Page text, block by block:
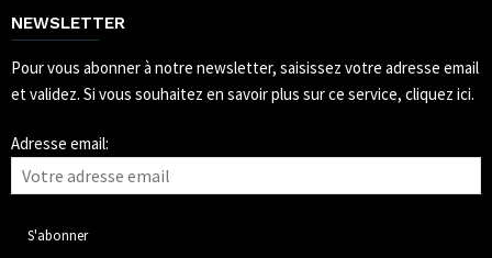
NEWSLETTER
Pour vous abonner à notre newsletter, saisissez votre adresse email
et validez. Si vous souhaitez en savoir plus sur ce service, cliquez ici.
Adresse email: